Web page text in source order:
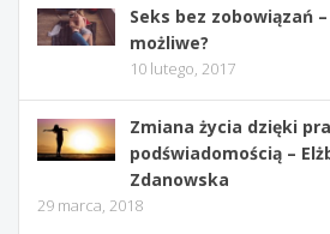
Seks bez zobowiązań
możliwe?
10 lutego, 2017
Zmiana życia dzięki
podświadomością –
Zdanowska
29 marca, 2018